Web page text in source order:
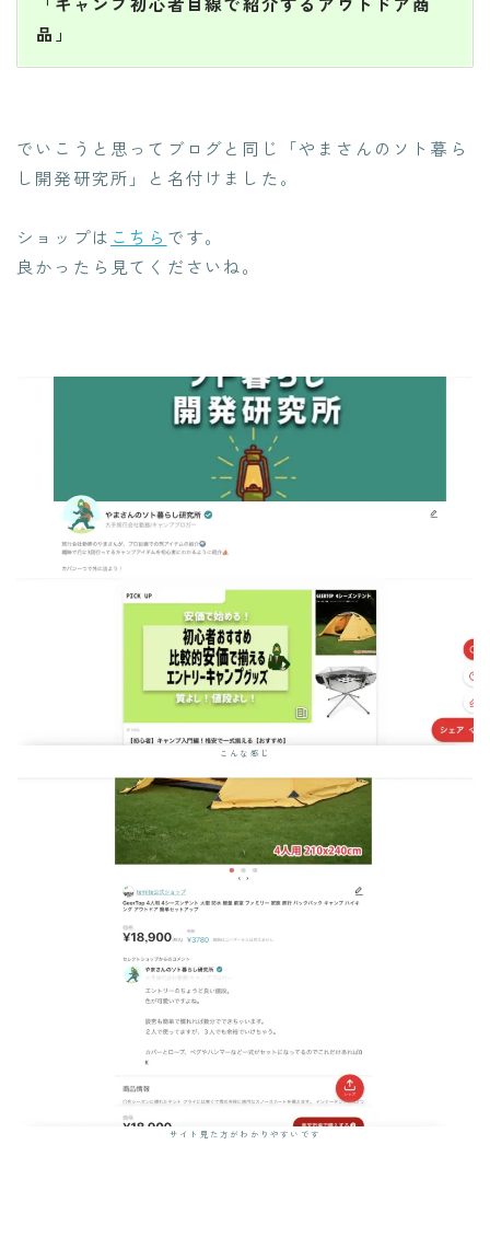
品」
でいこうと思ってブログと同じ「やまさんのソト暮ら
し開発研究所」と名付けました。
ショップは こちら です。
良かったら見てくださいね。
こんな感じ
サイト見た方がわかりやすいです